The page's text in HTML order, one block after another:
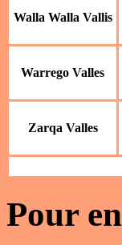
Walla Walla Vallis
Warrego Valles
Zarqa Valles
Pour